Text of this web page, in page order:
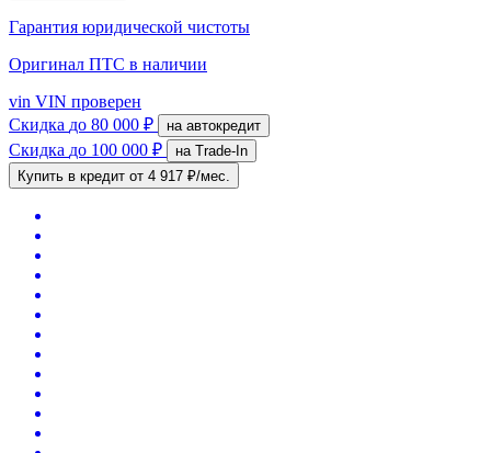
Гарантия юридической чистоты
Оригинал ПТС в наличии
vin VIN проверен
Скидка до 80 000 ₽ на автокредит
Скидка до 100 000 ₽
на Trade-In
Купить в кредит от 4 917 ₽/мес.